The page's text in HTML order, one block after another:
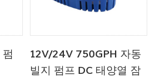
12V/24V 750GPH 자동
빌지 펌프 DC 태양열 잠